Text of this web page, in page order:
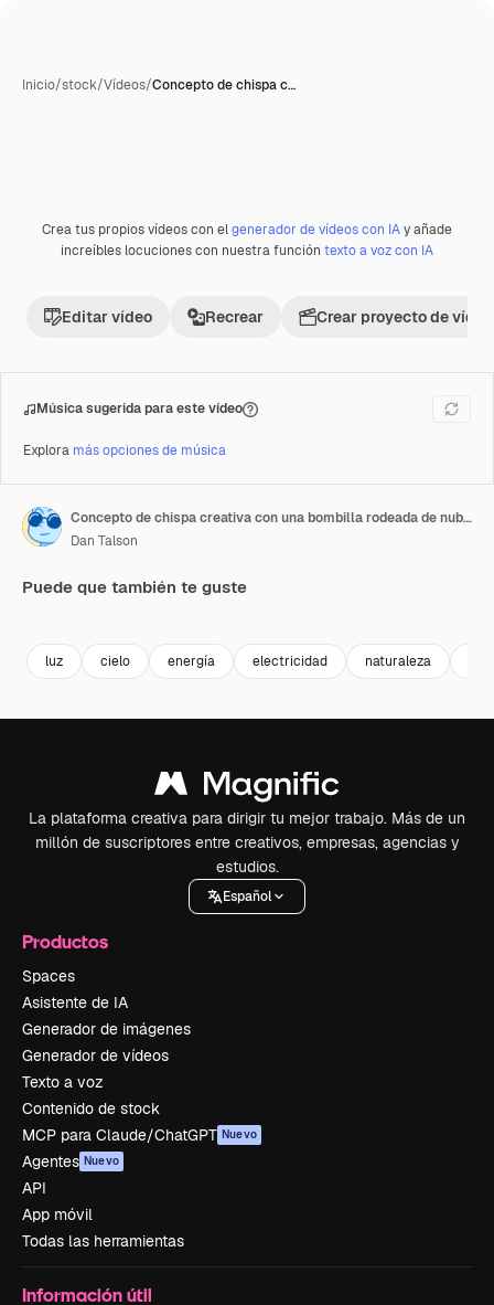
Inicio/stock/Vídeos/Concepto de chispa c…
PremiumGenerada con IA
Crea tus propios vídeos con elgenerador de vídeos con IAy añade
increíbles locuciones con nuestra función texto a voz con IA
Editar vídeo Recrear Crear proyecto de vídeo
Música sugerida para este vídeo
Explora más opciones de música
Concepto de chispa creativa con una bombilla rodeada de nubes, generado por IA
Dan Talson
Puede que también te guste
luz cielo energía electricidad naturaleza
La plataforma creativa para dirigir tu mejor trabajo. Más de un
millón de suscriptores entre creativos, empresas, agencias y
estudios.
Español
Productos
Spaces
Asistente de IA
Generador de imágenes
Generador de vídeos
Texto a voz
Contenido de stock
MCP para Claude/ChatGPT Nuevo
Agentes Nuevo
API
App móvil
Todas las herramientas
Información útil